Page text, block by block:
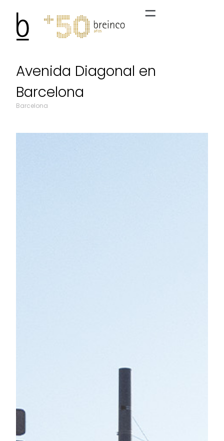
Avenida Diagonal en
Barcelona
Barcelona